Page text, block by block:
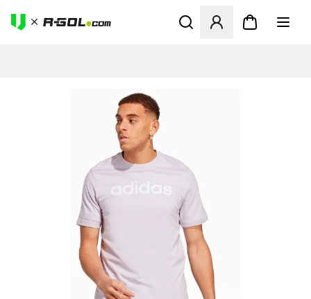
Ανοίγει ένα Modal για να